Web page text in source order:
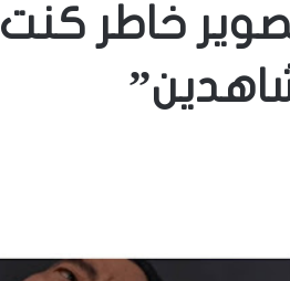
خاطر كنت